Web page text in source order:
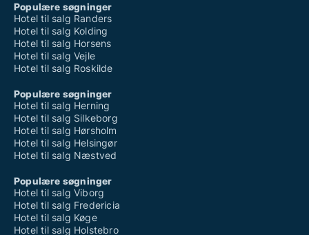
Populære søgninger
Hotel til salg Randers
Hotel til salg Kolding
Hotel til salg Horsens
Hotel til salg Vejle
Hotel til salg Roskilde
Populære søgninger
Hotel til salg Herning
Hotel til salg Silkeborg
Hotel til salg Hørsholm
Hotel til salg Helsingør
Hotel til salg Næstved
Populære søgninger
Hotel til salg Viborg
Hotel til salg Fredericia
Hotel til salg Køge
Hotel til salg Holstebro